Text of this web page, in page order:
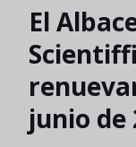
El
junio de